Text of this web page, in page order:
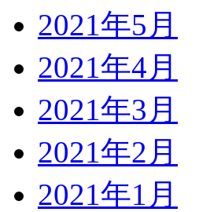
2021年5月
2021年4月
2021年3月
2021年2月
2021年1月